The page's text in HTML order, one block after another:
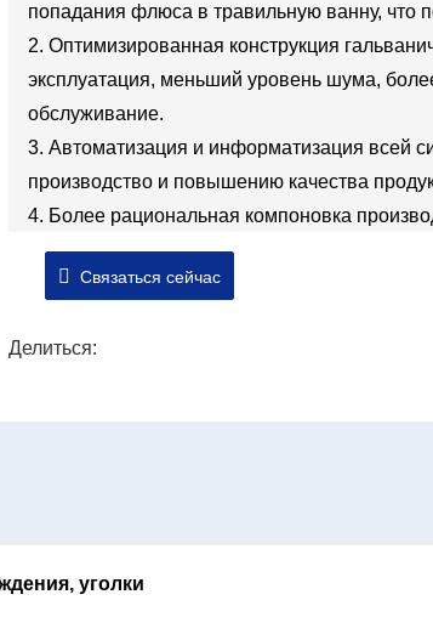
попадания флюса в травильную ванну, что
2. Оптимизированная конструкция
эксплуатация, меньший уровень шума,
обслуживание.
3. Автоматизация и информатизация всей
производство и повышению качества
4. Более рациональная компоновка
процесса.
5. Рациональный выбор оборудования
Связаться сейчас
Делиться:
уголки